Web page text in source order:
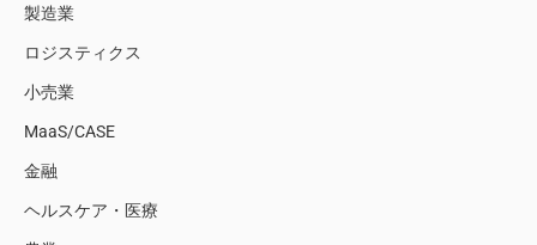
製造業
ロジスティクス
小売業
MaaS/CASE
金融
ヘルスケア・医療